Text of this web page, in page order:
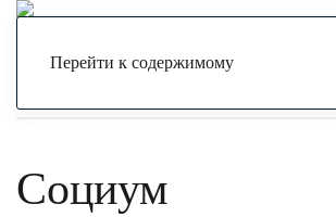
Перейти к содержимому
Социум